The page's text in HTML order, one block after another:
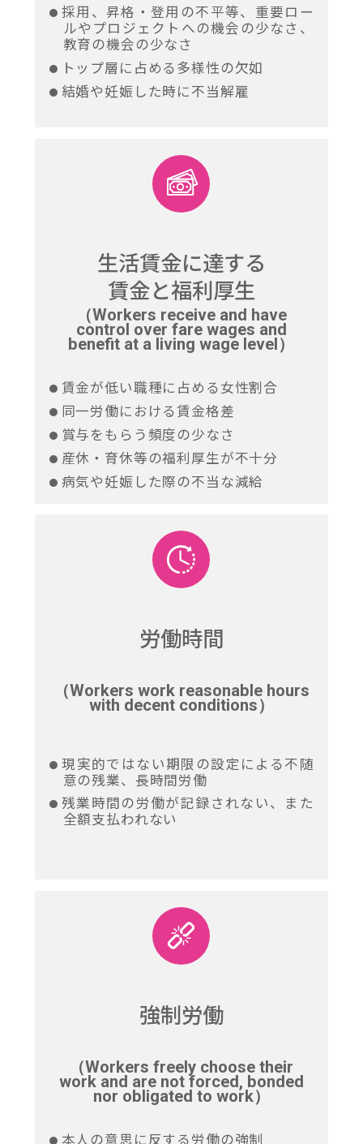
採用、昇格・登用の不平等、重要ロー
ルやプロジェクトへの機会の少なさ、
教育の機会の少なさ
トップ層に占める多様性の欠如
結婚や妊娠した時に不当解雇
生活賃金に達する
賃金と福利厚生
（Workers receive and have
control over fare wages and
benefit at a living wage level）
賃金が低い職種に占める女性割合
同一労働における賃金格差
賞与をもらう頻度の少なさ
産休・育休等の福利厚生が不十分
病気や妊娠した際の不当な減給
労働時間
（Workers work reasonable hours
with decent conditions）
現実的ではない期限の設定による不随
意の残業、長時間労働
残業時間の労働が記録されない、また
全額支払われない
強制労働
（Workers freely choose their
work and are not forced, bonded
nor obligated to work）
本人の意思に反する労働の強制